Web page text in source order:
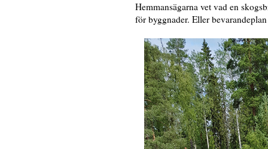
Hemmansägarna vet vad en
för byggnader. Eller